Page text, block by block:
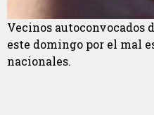
Vecinos autoconvocados
este domingo por el mal
nacionales.